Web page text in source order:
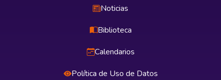
Noticias
Biblioteca
Calendarios
Política de Uso de Datos